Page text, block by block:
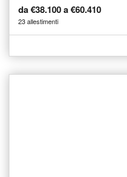
da €38.100 a €60.410
23 allestimenti